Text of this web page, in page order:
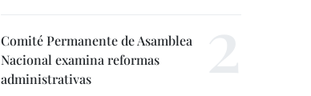
Comité Permanente de Asamblea
Nacional examina reformas
administrativas